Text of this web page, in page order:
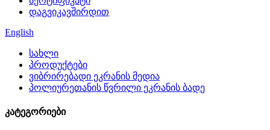
დაგვიკავშირდით
English
სახლი
პროდუქტები
ვიბრირებადი ეკრანის მედია
პოლიურეთანის წვრილი ეკრანის ბადე
კატეგორიები